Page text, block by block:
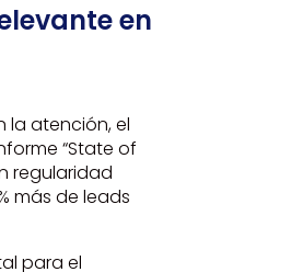
en
la atención, el
“State of
regularidad
más de leads
para el